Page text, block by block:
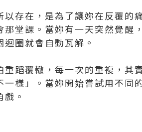
以存在，是為了讓妳在反覆的
那堂課。當妳有一天突然覺醒
迴圈就會自動瓦解。
重蹈覆轍，每一次的重複，其
一樣」。當妳開始嘗試用不同
。